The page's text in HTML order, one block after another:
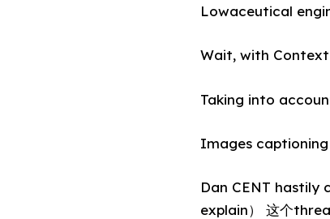
Lowaceutical
Wait, with Context
Taking into
Images captioning
Dan CENT hastily
explain） 这个